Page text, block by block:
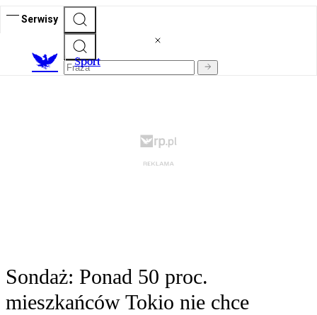
Serwisy
Sport
Sondaż: Ponad 50 proc.
mieszkańców Tokio nie chce